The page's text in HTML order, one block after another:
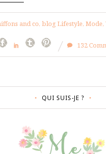
and co, blog Lifestyle, Mode,
132
QUI SUIS-JE ?